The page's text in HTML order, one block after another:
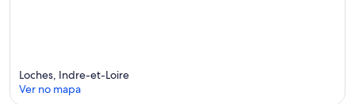
Loches, Indre-et-Loire
Ver no mapa